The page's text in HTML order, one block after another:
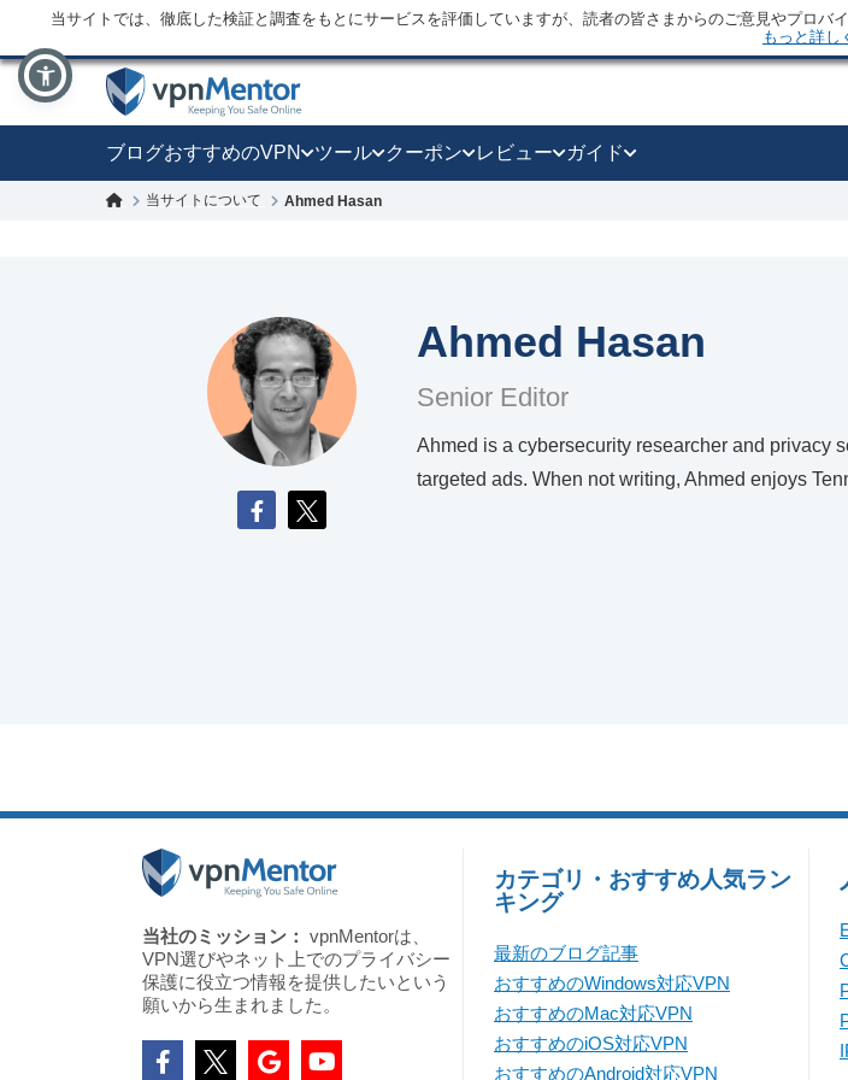
当サイトでは、徹底した検証と調査をもとにサービスを評価していますが、読者の皆さまからのご意見やプロ
もっと詳し
ブログおすすめのVPN ツール クーポン レビュー ガイド
当サイトについて Ahmed Hasan
Ahmed Hasan
Senior Editor
Ahmed is a cybersecurity researcher and privacy
targeted ads. When not writing, Ahmed enjoys
当社のミッション： vpnMentorは、
VPN選びやネット上でのプライバシー
保護に役立つ情報を提供したいという
願いから生まれました。
カテゴリ・おすすめ人気ラン
キング
最新のブログ記事
おすすめのWindows対応VPN
おすすめのMac対応VPN
おすすめのiOS対応VPN
おすすめのAndroid対応VPN